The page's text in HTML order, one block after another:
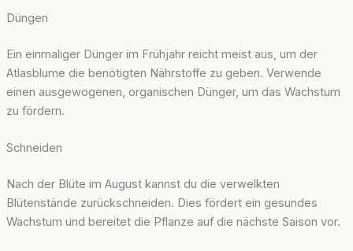
Düngen
Ein einmaliger Dünger im Frühjahr reicht meist aus, um der
Atlasblume die benötigten Nährstoffe zu geben. Verwende
einen ausgewogenen, organischen Dünger, um das Wachstum
zu fördern.
Schneiden
Nach der Blüte im August kannst du die verwelkten
Blütenstände zurückschneiden. Dies fördert ein gesundes
Wachstum und bereitet die Pflanze auf die nächste Saison vor.